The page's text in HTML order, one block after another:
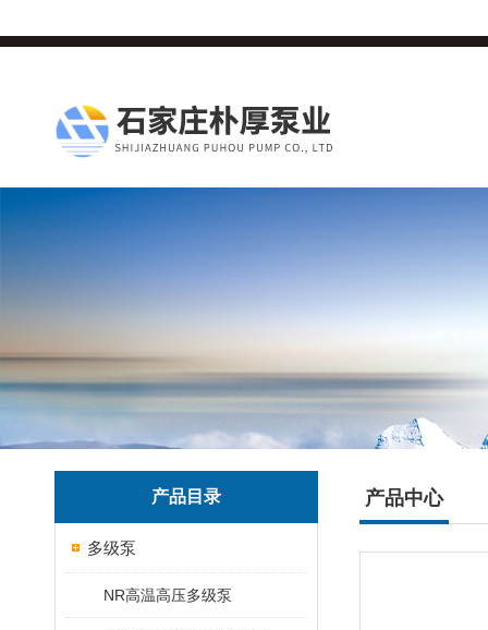
产品目录
多级泵
NR高温高压多级泵
产品中心